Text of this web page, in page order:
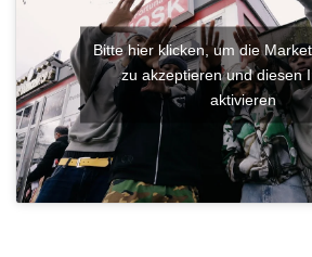
Bitte hier klicken, um die
zu akzeptieren und diesen
aktivieren